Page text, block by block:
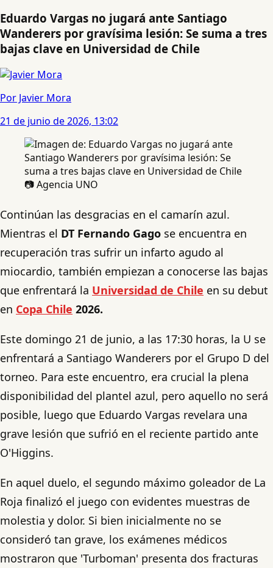
Eduardo Vargas no jugará ante Santiago
Wanderers por gravísima lesión: Se suma a tres
bajas clave en Universidad de Chile
Por Javier Mora
21 de junio de 2026, 13:02
📷 Agencia UNO
Continúan las desgracias en el camarín azul.
Mientras el DT Fernando Gago se encuentra en
recuperación tras sufrir un infarto agudo al
miocardio, también empiezan a conocerse las bajas
que enfrentará la Universidad de Chile en su debut
en Copa Chile 2026.
Este domingo 21 de junio, a las 17:30 horas, la U se
enfrentará a Santiago Wanderers por el Grupo D del
torneo. Para este encuentro, era crucial la plena
disponibilidad del plantel azul, pero aquello no será
posible, luego que Eduardo Vargas revelara una
grave lesión que sufrió en el reciente partido ante
O'Higgins.
En aquel duelo, el segundo máximo goleador de La
Roja finalizó el juego con evidentes muestras de
molestia y dolor. Si bien inicialmente no se
consideró tan grave, los exámenes médicos
mostraron que 'Turboman' presenta dos fracturas